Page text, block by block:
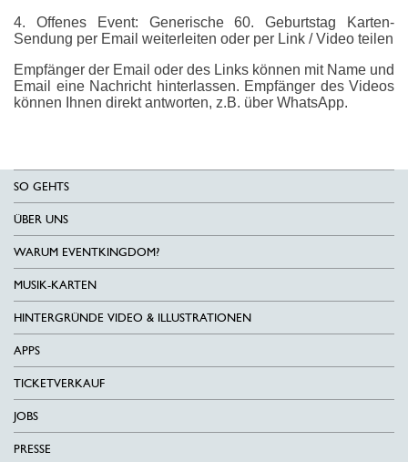
4. Offenes Event: Generische 60. Geburtstag Karten-
Sendung per Email weiterleiten oder per Link / Video teilen
Empfänger der Email oder des Links können mit Name und
Email eine Nachricht hinterlassen. Empfänger des Videos
können Ihnen direkt antworten, z.B. über WhatsApp.
SO GEHTS
ÜBER UNS
WARUM EVENTKINGDOM?
MUSIK-KARTEN
HINTERGRÜNDE VIDEO & ILLUSTRATIONEN
APPS
TICKETVERKAUF
JOBS
PRESSE